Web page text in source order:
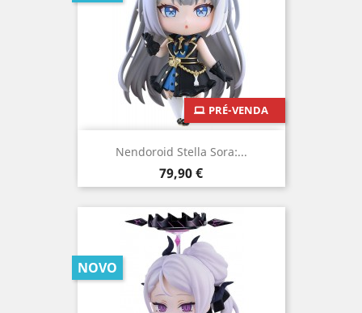
Nendoroid Stella Sora:...
Preço
79,90 €
PRÉ-VENDA
NOVO